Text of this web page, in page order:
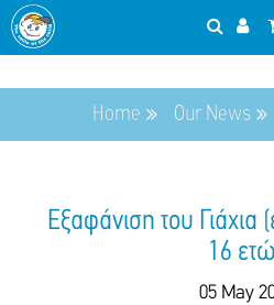
Home Our News
Εξαφάνιση του Γιάχια
16
05 May